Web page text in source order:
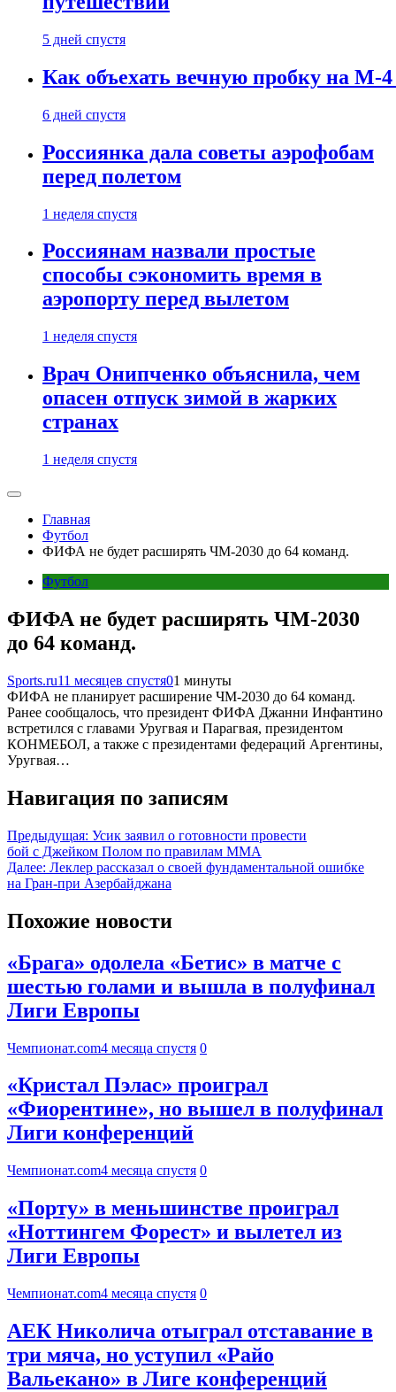
5 дней спустя
Как объехать вечную пробку на М-
6 дней спустя
Россиянка дала советы аэрофобам
перед полетом
1 неделя спустя
Россиянам назвали простые
способы сэкономить время в
аэропорту перед вылетом
1 неделя спустя
Врач Онипченко объяснила, чем
опасен отпуск зимой в жарких
странах
1 неделя спустя
Главная
Футбол
ФИФА не будет расширять ЧМ-2030 до 64 команд.
Футбол
ФИФА не будет расширять ЧМ-2030
до 64 команд.
Sports.ru11 месяцев спустя01 минуты
ФИФА не планирует расширение ЧМ-2030 до 64 команд.
Ранее сообщалось, что президент ФИФА Джанни Инфантино
встретился с главами Уругвая и Парагвая, президентом
КОНМЕБОЛ, а также с президентами федераций Аргентины,
Уругвая…
Навигация по записям
Предыдущая: Усик заявил о готовности провести
бой с Джейком Полом по правилам ММА
Далее: Леклер рассказал о своей фундаментальной ошибке
на Гран-при Азербайджана
Похожие новости
«Брага» одолела «Бетис» в матче с
шестью голами и вышла в полуфинал
Лиги Европы
Чемпионат.com4 месяца спустя 0
«Кристал Пэлас» проиграл
«Фиорентине», но вышел в полуфинал
Лиги конференций
Чемпионат.com4 месяца спустя 0
«Порту» в меньшинстве проиграл
«Ноттингем Форест» и вылетел из
Лиги Европы
Чемпионат.com4 месяца спустя 0
АЕК Николича отыграл отставание в
три мяча, но уступил «Райо
Вальекано» в Лиге конференций